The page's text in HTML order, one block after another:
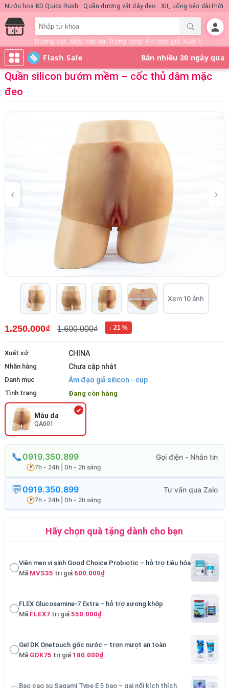
Nước hoa KD Quick Rush Quần dương vật dây đeo Xịt, uống kéo dài thời
Dương vật Máy mát xa Trứng rung Âm đạo giả Xuất tinh sớm
Flash Sale
Quần silicon bướm mềm – cốc thủ dâm mặc
đeo
Xem 10 ảnh
1.250.000₫ 1.600.000₫ ↓ 21 %
Xuất xứ CHINA
Nhãn hàng Chưa cập nhật
Danh mục Âm đạo giả silicon - cup
Tình trạng Đang còn hàng
Màu da
QA001
0919.350.899
7h - 24h | 0h - 2h sáng
0919.350.899
7h - 24h | 0h - 2h sáng
Hãy chọn quà tặng dành cho bạn
Viên men vi sinh Good Choice Probiotic – hỗ trợ tiêu hóa
Mã MVS35 trị giá 600.000₫
FLEX Glucosamine-7 Extra – hỗ trợ xương khớp
Mã FLEX7trị giá 550.000₫
Gel DK Onetouch gốc nước – trơn mượt an toàn
Mã GDK75 trị giá 180.000₫
Bao cao su Sagami Type E 5 bao – gai nổi kích thích